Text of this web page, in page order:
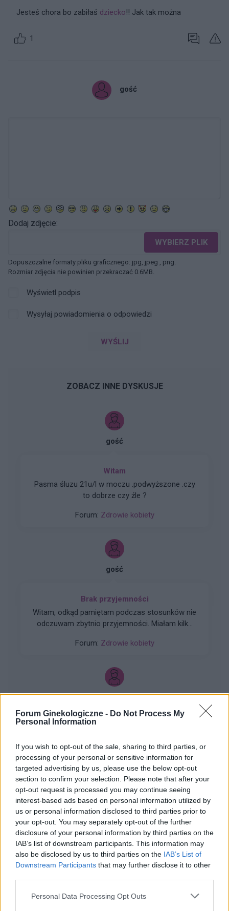
Forum Ginekologiczne - Do Not Process My
Personal Information
If you wish to opt-out of the sale, sharing to third parties, or
processing of your personal or sensitive information for
targeted advertising by us, please use the below opt-out
section to confirm your selection. Please note that after your
opt-out request is processed you may continue seeing
interest-based ads based on personal information utilized by
us or personal information disclosed to third parties prior to
your opt-out. You may separately opt-out of the further
disclosure of your personal information by third parties on the
IAB’s list of downstream participants. This information may
also be disclosed by us to third parties on the IAB’s List of
Downstream Participants that may further disclose it to other
Personal Data Processing Opt Outs
Jesteś chora bo zabiłaś dziecko!! Jak tak można
1
gość
Dodaj zdjęcie:
WYBIERZ PLIK
Dopuszczalne formaty pliku graficznego: jpg, jpeg , png.
Rozmiar zdjęcia nie powinien przekraczać 0.6MB.
Wyświetl podpis
Wysyłaj powiadomienia o odpowiedzi
WYŚLIJ
ZOBACZ INNE DYSKUSJE
gość
Witam
Pasma śluzu 21u/l w moczu .podwyższone .czy
to dobrze czy źle ?
Forum: Zdrowie kobiety
gość
Brak przyjemności
Witam, odkąd pamiętam podczas stosunków nie
odczuwam zbytnio przyjemności. Miałam kilku
orgazmu. Mam wysokie libido ale co z tego jak
mi dobrze, po prostu czuję że członek jest we
mnie i tyle :( Czy ktoś ma podobnie?
Forum: Zdrowie kobiety
gość
Dysplazja szyjki macicy
szyjki macicy cin2/cin 3/cis..mogę prosić o
polecenie poradni w celu dalszych działań
Forum:Zdrowie kobiety
gość
Znamię na sromie
Czy ktoś miał jakiekolwiek znamię barwnikowe
na sromie i je usuwał? Czy warto wyciąć i
zbadać? Czy zostawić i nie ruszać? Bo są różne
teorie, ja mam od kilku lat i zastanawiam się co
Forum:Zdrowie kobiety